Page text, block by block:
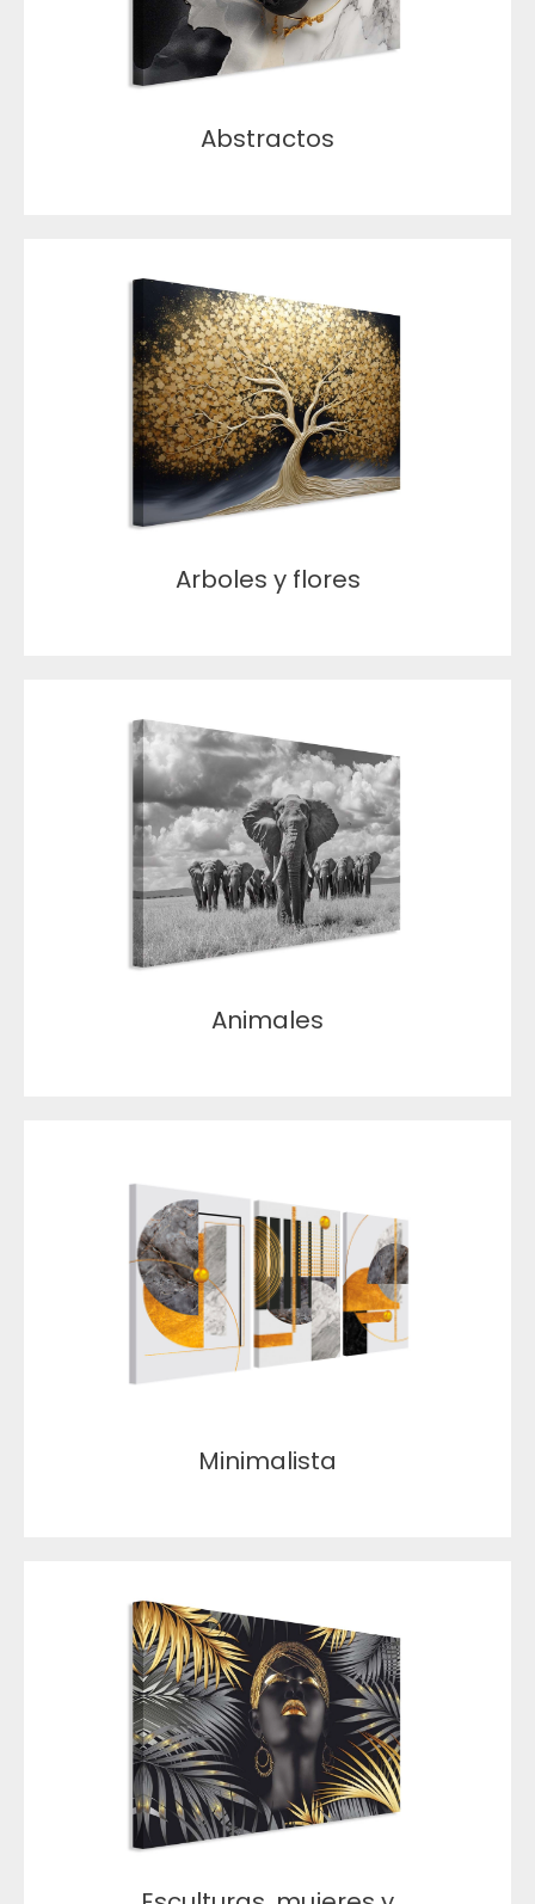
Abstractos
Arboles y flores
Animales
Minimalista